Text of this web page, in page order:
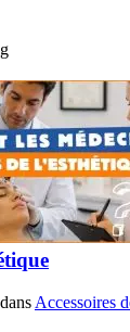
Accessoires